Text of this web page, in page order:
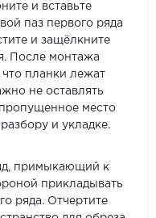
и вставьте
паз первого ряда
и защёлкните
После монтажа
что планки лежат
не оставлять
пропущенное место
и укладке.
примыкающий к
прикладывать
ряда. Отчертите